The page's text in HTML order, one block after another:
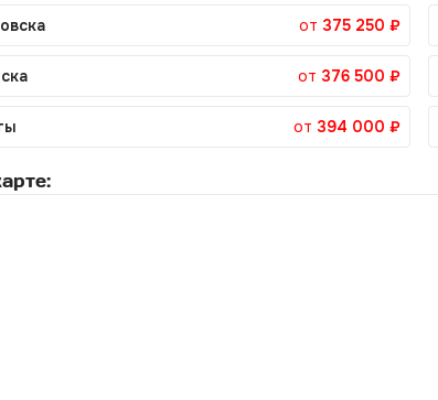
от 375 250 ₽
от 376 500 ₽
от 394 000 ₽